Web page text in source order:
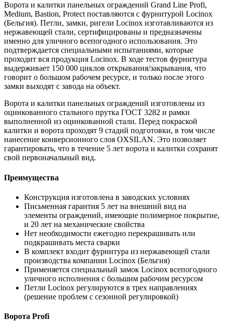
Ворота и калитки панельных ограждений Grand Line Profi,
Medium, Bastion, Protect поставляются с фурнитурой Locinox
(Бельгия). Петли, замки, ригели Locinox изготавливаются из
нержавеющей стали, сертифицированы и предназначены
именно для уличного всепогодного использования. Это
подтверждается специальными испытаниями, которые
проходит вся продукция Locinox. В ходе тестов фурнитура
выдерживает 150 000 циклов открывания/закрывания, что
говорит о большом рабочем ресурсе, и только после этого
замки выходят с завода на объект.
Ворота и калитки панельных ограждений изготовлены из
оцинкованного стального прутка ГОСТ 3282 и рамки
выполненной из оцинкованной стали. Перед покраской
калитки и ворота проходят 9 стадий подготовки, в том числе
нанесение конверсионного слоя OXSILAN. Это позволяет
гарантировать, что в течение 5 лет ворота и калитки сохранят
свой первоначальный вид.
Преимущества
Конструкция изготовлена в заводских условиях
Письменная гарантия 5 лет на внешний вид на
элементы ограждений, имеющие полимерное покрытие,
и 20 лет на механические свойства
Нет необходимости ежегодно перекрашивать или
подкрашивать места сварки
В комплект входит фурнитура из нержавеющей стали
производства компании Locinox (Бельгия)
Применяется специальный замок Locinox всепогодного
уличного исполнения с большим рабочим ресурсом
Петли Locinox регулируются в трех направлениях
(решение проблем с сезонной регулировкой)
Ворота Profi